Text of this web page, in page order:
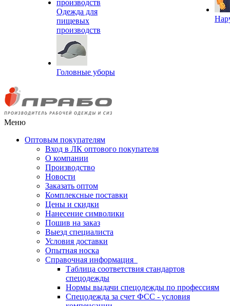
Одежда для
пищевых
производств
Головные уборы
Меню
Оптовым покупателям
Вход в ЛК оптового покупателя
О компании
Производство
Новости
Заказать оптом
Комплексные поставки
Цены и скидки
Нанесение символики
Пошив на заказ
Выезд специалиста
Условия доставки
Опытная носка
Справочная информация
Таблица соответствия стандартов
спецодежды
Нормы выдачи спецодежды по профессиям
Спецодежда за счет ФСС - условия